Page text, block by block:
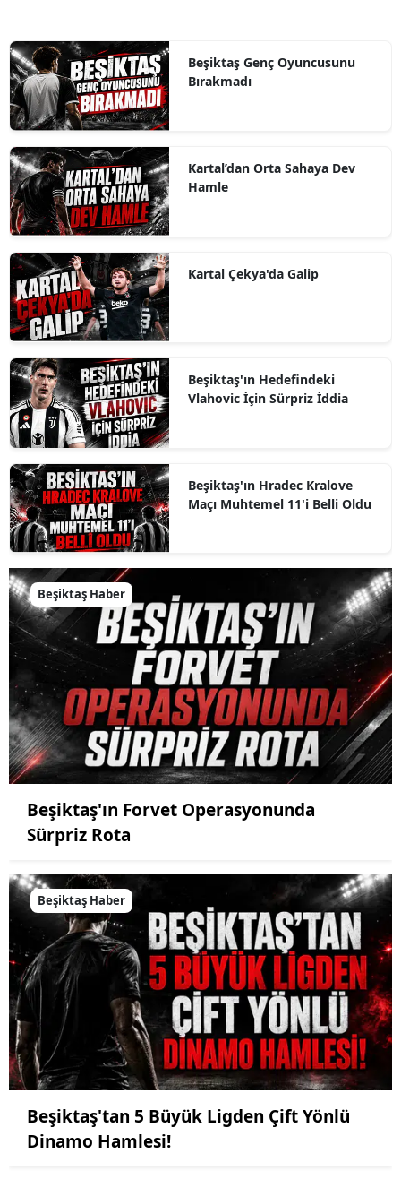
Beşiktaş Genç Oyuncusunu
Bırakmadı
Kartal’dan Orta Sahaya Dev
Hamle
Kartal Çekya'da Galip
Beşiktaş'ın Hedefindeki
Vlahovic İçin Sürpriz İddia
Beşiktaş'ın Hradec Kralove
Maçı Muhtemel 11'i Belli Oldu
Beşiktaş Haber
Beşiktaş'ın Forvet Operasyonunda
Sürpriz Rota
Beşiktaş Haber
Beşiktaş'tan 5 Büyük Ligden Çift Yönlü
Dinamo Hamlesi!